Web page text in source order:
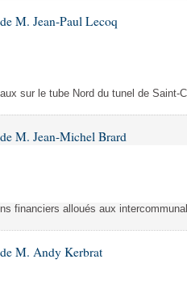
M. Jean-Paul Lecoq
sur le tube Nord du tunel de Saint-
M. Jean-Michel Brard
financiers alloués aux
M. Andy Kerbrat